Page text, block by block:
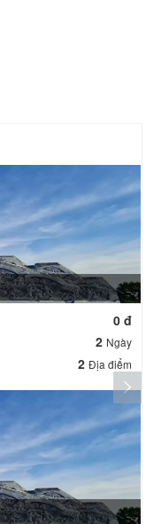
0 đ
2 Ngày
2 Địa điểm